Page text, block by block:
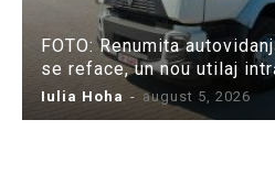
FOTO: Renumita
se reface, un nou utilaj
Iulia Hoha - august 5, 2026